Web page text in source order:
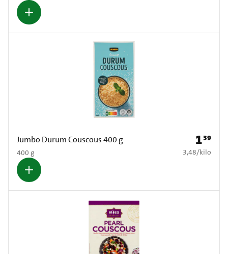
Jumbo Durum Couscous 400 g
400 g
Prijs: €
139
€ 3,48 per kilo
3,48/kilo